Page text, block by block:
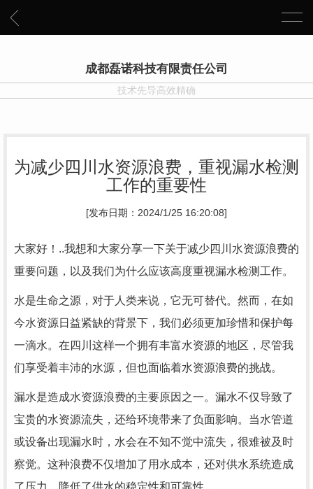
成都磊诺科技有限责任公司
技术先导高效精确
为减少四川水资源浪费，重视漏水检测
工作的重要性
[发布日期：2024/1/25 16:20:08]
大家好！..我想和大家分享一下关于减少四川水资源浪费的
重要问题，以及我们为什么应该高度重视漏水检测工作。
水是生命之源，对于人类来说，它无可替代。然而，在如
今水资源日益紧缺的背景下，我们必须更加珍惜和保护每
一滴水。在四川这样一个拥有丰富水资源的地区，尽管我
们享受着丰沛的水源，但也面临着水资源浪费的挑战。
漏水是造成水资源浪费的主要原因之一。漏水不仅导致了
宝贵的水资源流失，还给环境带来了负面影响。当水管道
或设备出现漏水时，水会在不知不觉中流失，很难被及时
察觉。这种浪费不仅增加了用水成本，还对供水系统造成
了压力，降低了供水的稳定性和可靠性。